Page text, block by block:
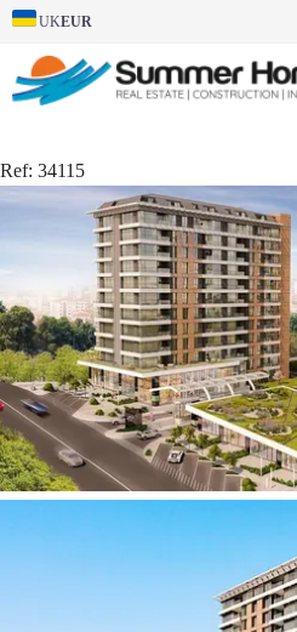
UKEUR
Ref: 34115